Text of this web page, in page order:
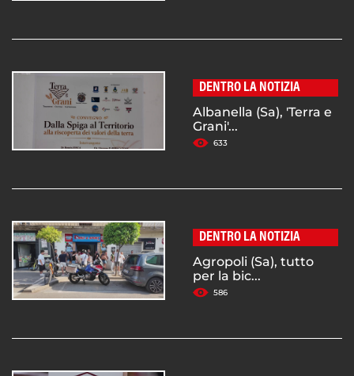
DENTRO LA NOTIZIA
Albanella (Sa), 'Terra e
Grani'...
633
DENTRO LA NOTIZIA
Agropoli (Sa), tutto
per la bic...
586